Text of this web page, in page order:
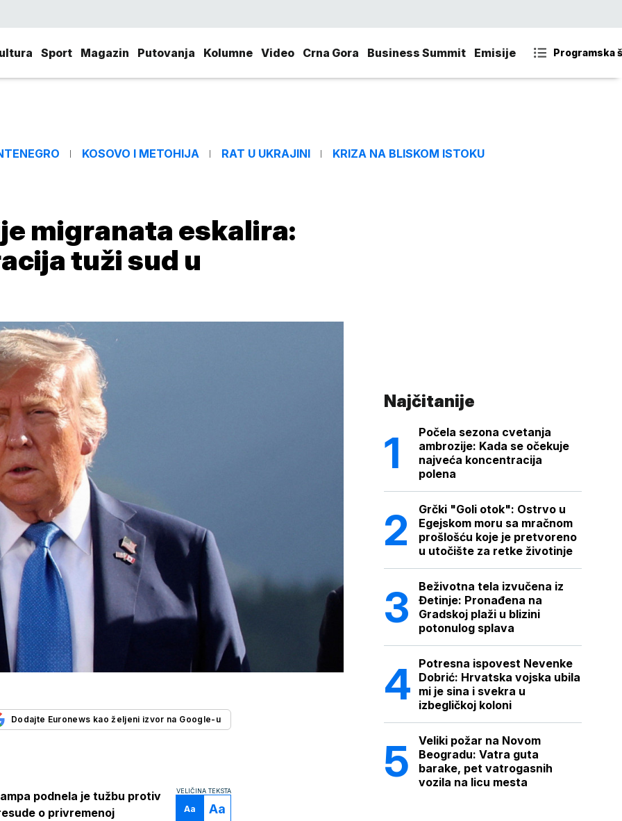
Sport Magazin Putovanja Kolumne Video Crna Gora Business Summit Emisije Programska
KOSOVO I METOHIJA RAT U UKRAJINI KRIZA NA BLISKOM ISTOKU
migranata eskalira:
tuži sud u
Dodajte Euronews kao željeni izvor na Google-u
VELIČINA TEKSTA
Aa Aa
podnela je tužbu protiv
o privremenoj
Najčitanije
Počela sezona cvetanja
ambrozije: Kada se očekuje
najveća koncentracija
polena
Grčki "Goli otok": Ostrvo u
Egejskom moru sa mračnom
prošlošću koje je pretvoreno
u utočište za retke životinje
Beživotna tela izvučena iz
Đetinje: Pronađena na
Gradskoj plaži u blizini
potonulog splava
Potresna ispovest Nevenke
Dobrić: Hrvatska vojska ubila
mi je sina i svekra u
izbegličkoj koloni
Veliki požar na Novom
Beogradu: Vatra guta
barake, pet vatrogasnih
vozila na licu mesta